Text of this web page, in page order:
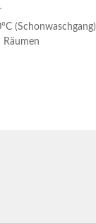
(Schonwaschgang)
Räumen